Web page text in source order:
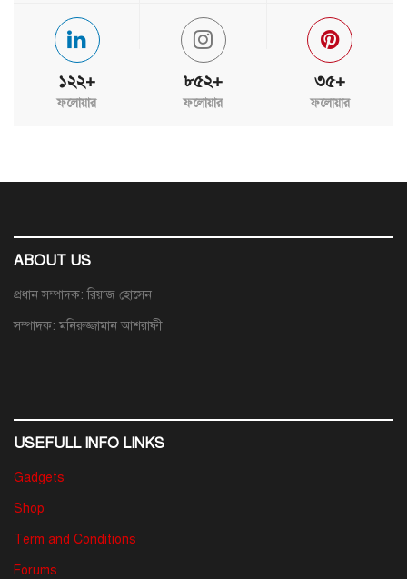
১২২+
ফলোয়ার
৮৫২+
ফলোয়ার
৩৫+
ফলোয়ার
ABOUT US
প্রধান সম্পাদক: রিয়াজ হোসেন
সম্পাদক: মনিরুজ্জামান আশরাফী
USEFULL INFO LINKS
Gadgets
Shop
Term and Conditions
Forums